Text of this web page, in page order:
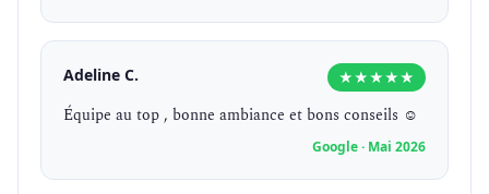
Adeline C. ★★★★★
Équipe au top , bonne ambiance et bons conseils ☺️
Google · Mai 2026